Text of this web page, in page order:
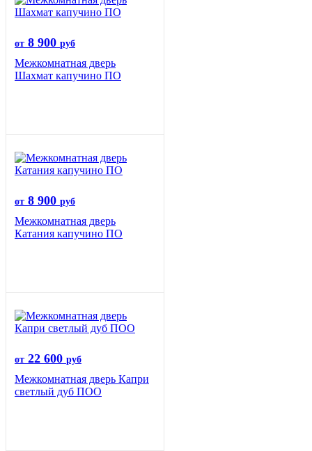
от 8 900 руб
Межкомнатная дверь
Шахмат капучино ПО
от 8 900 руб
Межкомнатная дверь
Катания капучино ПО
от 22 600 руб
Межкомнатная дверь Капри
светлый дуб ПОО